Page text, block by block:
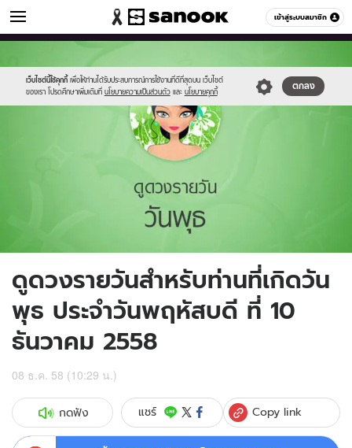
เข้าสู่ระบบสมาชิก
ดูดวง หมวดอื่นๆ
เว็บไซต์นี้ใช้คุกกี้ เพื่อให้ท่านได้รับประสบการณ์การใช้งานที่ดีที่สุดบน เว็บไซต์
ของเรา โปรดศึกษาเพิ่มเติมที่ นโยบายความเป็นส่วนตัว และ นโยบายคุกกี้
ตกลง
//s.isanook.com/sr/0/images/logo-
new-
sanook.png
//s.isanook.com/ho/0/ud/fxd/day/4_wed.jpg
ดูดวงรายวันสำหรับท่านที่เกิดวัน
พุธ ประจำวันพฤหัสบดี ที่ 10
ธันวาคม 2558
08 ธ.ค. 58 (10:29 น.)
กดฟัง แชร์ Copy link